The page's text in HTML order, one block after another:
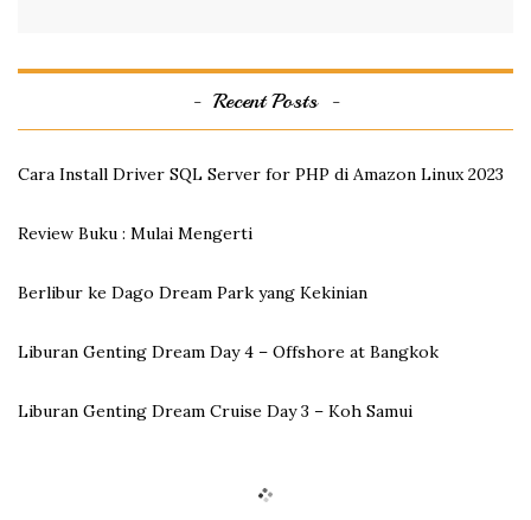
Recent Posts
Cara Install Driver SQL Server for PHP di Amazon Linux 2023
Review Buku : Mulai Mengerti
Berlibur ke Dago Dream Park yang Kekinian
Liburan Genting Dream Day 4 – Offshore at Bangkok
Liburan Genting Dream Cruise Day 3 – Koh Samui